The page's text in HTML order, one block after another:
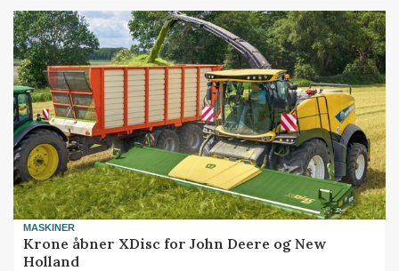
MASKINER
Krone åbner XDisc for John Deere og New
Holland